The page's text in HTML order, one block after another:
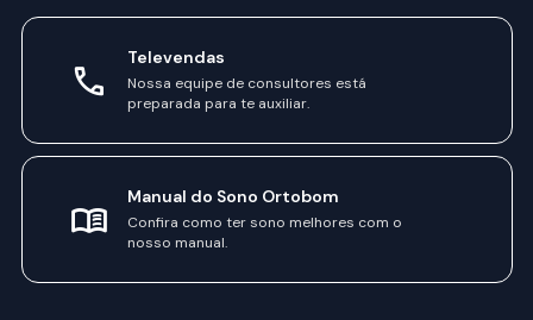
Televendas
Nossa equipe de consultores está
preparada para te auxiliar.
Manual do Sono Ortobom
Confira como ter sono melhores com o
nosso manual.